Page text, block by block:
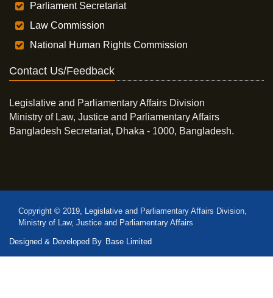
Parliament Secretariat
Law Commission
National Human Rights Commission
Contact Us/Feedback
Legislative and Parliamentary Affairs Division
Ministry of Law, Justice and Parliamentary Affairs
Bangladesh Secretariat, Dhaka - 1000, Bangladesh.
Copyright © 2019, Legislative and Parliamentary Affairs Division,
Ministry of Law, Justice and Parliamentary Affairs
Designed & Developed By Base Limited